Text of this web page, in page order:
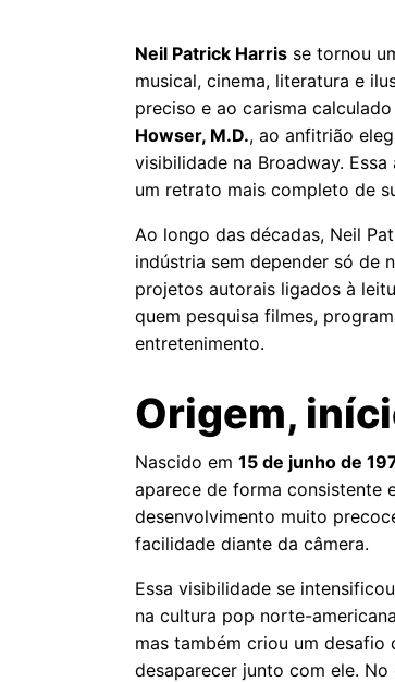
Neil Patrick Harris se tornou
musical, cinema, literatura e
preciso e ao carisma
Howser, M.D., ao anfitrião
visibilidade na Broadway.
um retrato mais completo de
Ao longo das décadas, Neil
indústria sem depender só de
projetos autorais ligados à
quem pesquisa filmes,
entretenimento.
Origem,
Nascido em 15 de junho de
aparece de forma consistente
desenvolvimento muito
facilidade diante da câmera.
Essa visibilidade se
na cultura pop norte-
mas também criou um desafio
desaparecer junto com ele.